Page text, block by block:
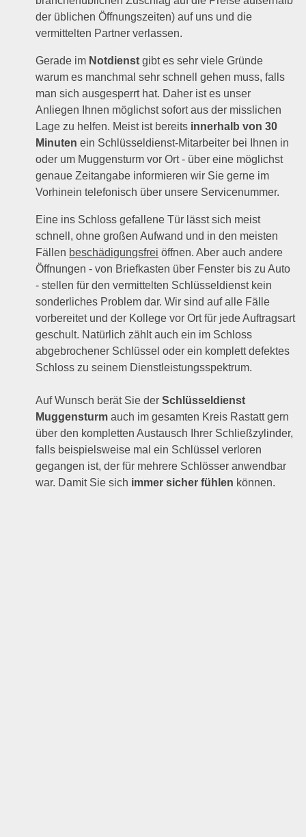
der üblichen Öffnungszeiten) auf uns und die
vermittelten Partner verlassen.
Gerade im Notdienst gibt es sehr viele Gründe
warum es manchmal sehr schnell gehen muss, falls
man sich ausgesperrt hat. Daher ist es unser
Anliegen Ihnen möglichst sofort aus der misslichen
Lage zu helfen. Meist ist bereits innerhalb von 30
Minuten ein Schlüsseldienst-Mitarbeiter bei Ihnen in
oder um Muggensturm vor Ort - über eine möglichst
genaue Zeitangabe informieren wir Sie gerne im
Vorhinein telefonisch über unsere Servicenummer.
Eine ins Schloss gefallene Tür lässt sich meist
schnell, ohne großen Aufwand und in den meisten
Fällen beschädigungsfrei öffnen. Aber auch andere
Öffnungen - von Briefkasten über Fenster bis zu Auto
- stellen für den vermittelten Schlüsseldienst kein
sonderliches Problem dar. Wir sind auf alle Fälle
vorbereitet und der Kollege vor Ort für jede Auftragsart
geschult. Natürlich zählt auch ein im Schloss
abgebrochener Schlüssel oder ein komplett defektes
Schloss zu seinem Dienstleistungsspektrum.
Auf Wunsch berät Sie derSchlüsseldienst
Muggensturm auch im gesamten Kreis Rastatt gern
über den kompletten Austausch Ihrer Schließzylinder,
falls beispielsweise mal ein Schlüssel verloren
gegangen ist, der für mehrere Schlösser anwendbar
war. Damit Sie sich immer sicher fühlen können.